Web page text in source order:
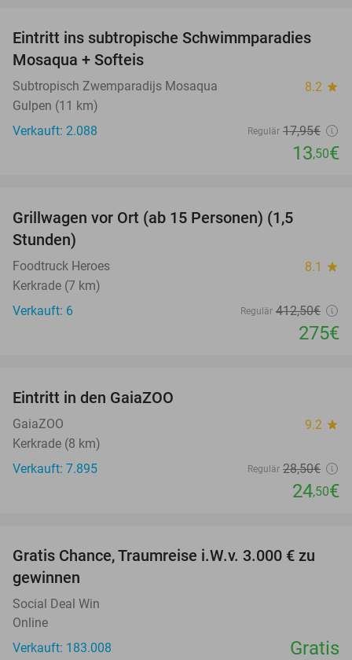
25%
Eintritt ins subtropische Schwimmparadies
Mosaqua + Softeis
Subtropisch Zwemparadijs Mosaqua 8.2 star
Gulpen (11 km)
Verkauft: 2.088
Regulär 17,95€
13,50€
Grillwagen vor Ort (ab 15 Personen) (1,5
Stunden)
Foodtruck Heroes 8.1 star
Kerkrade (7 km)
Verkauft: 6
Regulär 412,50€
275€
Eintritt in den GaiaZOO
GaiaZOO 9.2 star
Kerkrade (8 km)
Verkauft: 7.895
Regulär 28,50€
24,50€
Gratis Chance, Traumreise i.W.v. 3.000 € zu
gewinnen
Social Deal Win
Online
Verkauft: 183.008
Gratis